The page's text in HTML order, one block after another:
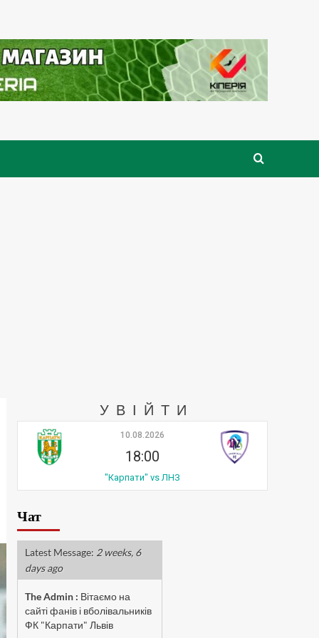
УВІЙТИ
10.08.2026
18:00
"Карпати" vs ЛНЗ
Чат
Latest Message: 2 weeks, 6
days ago
The Admin: Вітаємо на
сайті фанів і вболівальників
ФК "Карпати" Львів